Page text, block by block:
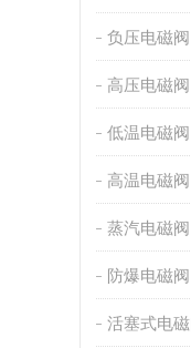
负压电磁阀
高压电磁阀
低温电磁阀
高温电磁阀
蒸汽电磁阀
防爆电磁阀
活塞式电